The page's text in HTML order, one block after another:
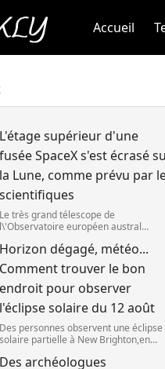
Accueil
L'étage supérieur d'une
fusée SpaceX s'est écrasé
la Lune, comme prévu par
scientifiques
Le très grand télescope de
l\'Observatoire européen austral
preuves que l\'étage supérieur d\'une
fusée de SpaceX s\'est bien écrasé sur
la Lune,le 5 aoû
Horizon dégagé, météo...
Comment trouver le bon
endroit pour observer
l'éclipse solaire du 12 août
Des personnes observent une éclipse
solaire partielle à New Brighton,en
2025. (SANKA VIDANAGAMA )
Des archéologues